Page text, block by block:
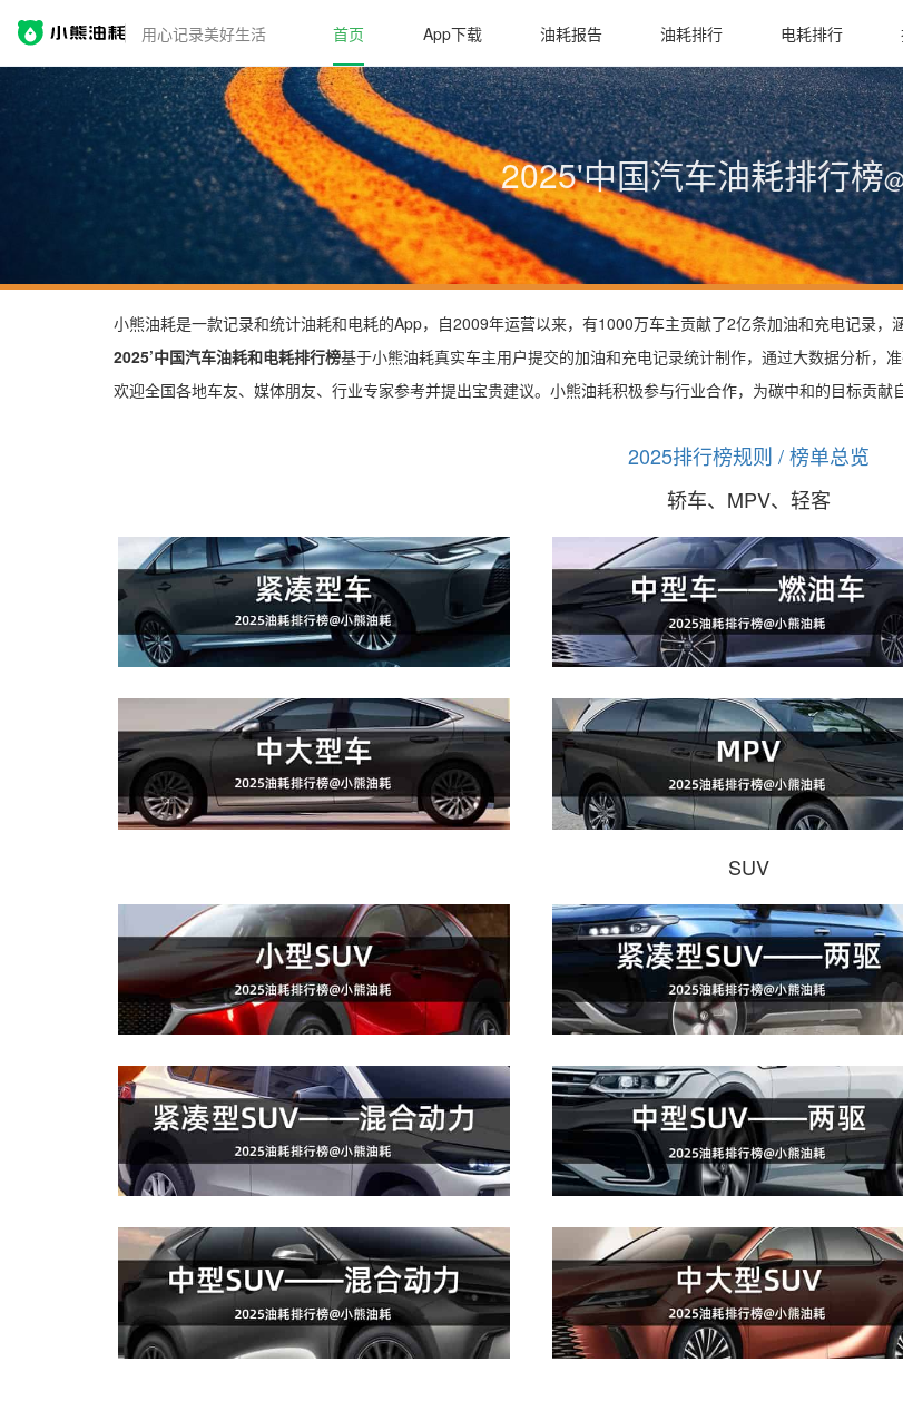
用心记录美好生活 首页 App下载 油耗报告 油耗排行 电耗排行
2025'中国汽车油耗排行榜
小熊油耗是一款记录和统计油耗和电耗的App，自2009年运营以来，有1000万车主贡献了2亿条加油和充电记录，
2025’中国汽车油耗和电耗排行榜基于小熊油耗真实车主用户提交的加油和充电记录统计制作，通过大数据分析，
欢迎全国各地车友、媒体朋友、行业专家参考并提出宝贵建议。小熊油耗积极参与行业合作，为碳中和的目标贡献
2025排行榜规则 / 榜单总览
轿车、MPV、轻客
SUV